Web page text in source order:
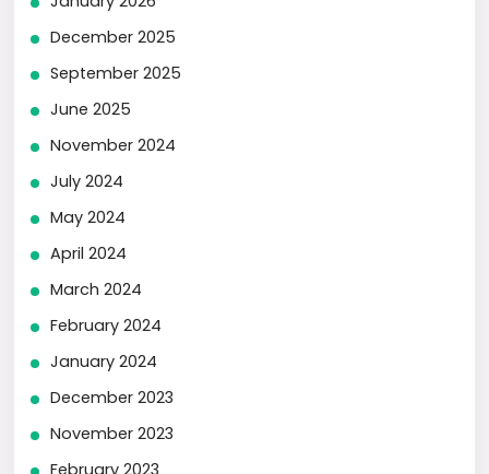
December 2025
September 2025
June 2025
November 2024
July 2024
May 2024
April 2024
March 2024
February 2024
January 2024
December 2023
November 2023
February 2023